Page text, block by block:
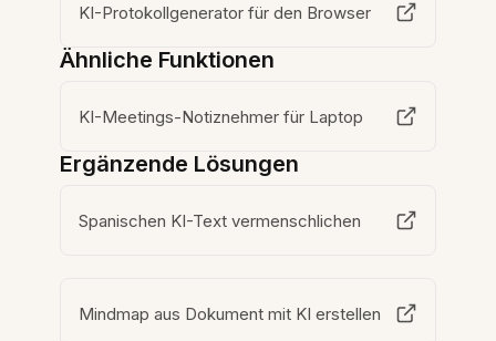
KI-Protokollgenerator für den Browser
Ähnliche Funktionen
KI-Meetings-Notiznehmer für Laptop
Ergänzende Lösungen
Spanischen KI-Text vermenschlichen
Mindmap aus Dokument mit KI erstellen